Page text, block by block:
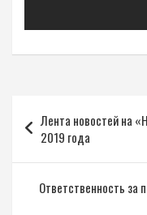
по
записям
Лента новостей на
2019 года
Ответственность за